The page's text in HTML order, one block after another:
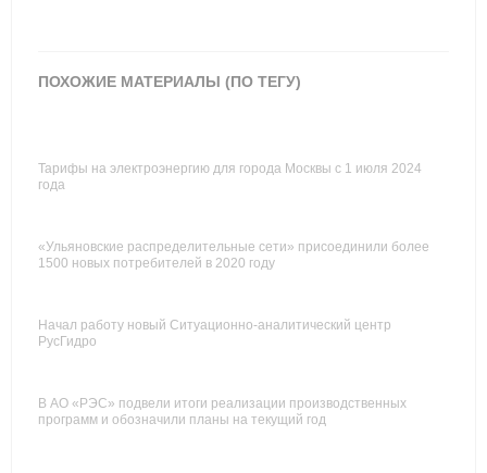
ПОХОЖИЕ МАТЕРИАЛЫ (ПО ТЕГУ)
Тарифы на электроэнергию для города Москвы с 1 июля 2024
года
«Ульяновские распределительные сети» присоединили более
1500 новых потребителей в 2020 году
Начал работу новый Ситуационно-аналитический центр
РусГидро
В АО «РЭС» подвели итоги реализации производственных
программ и обозначили планы на текущий год